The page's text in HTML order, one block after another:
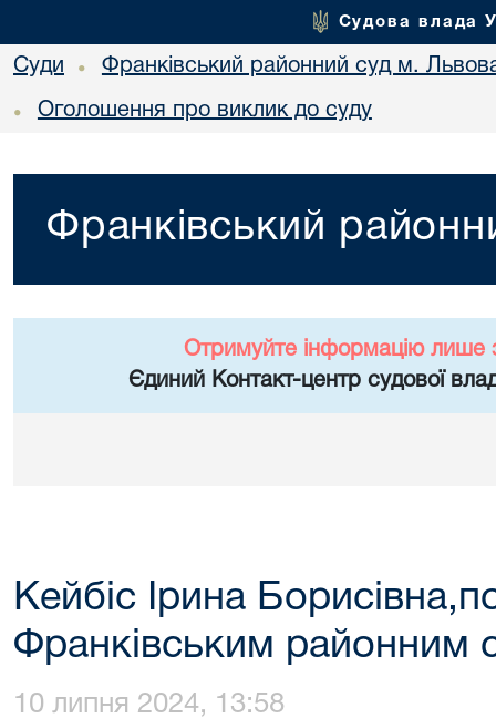
Судова влада
Суди • Франківський районний суд м.
• Оголошення про виклик до суду
Франківський
Отримуйте інформацію лише
Єдиний Контакт-центр судової
Кейбіс Ірина
Франківським районним
10 липня 2024, 13:58